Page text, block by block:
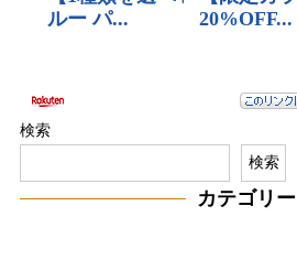
検索
検索
カテゴリー